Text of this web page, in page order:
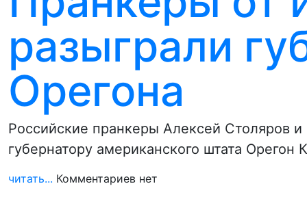
разыграли
Орегона
Российские пранкеры Алексей Столяров
губернатору американского штата Орегон
читать... Комментариев нет